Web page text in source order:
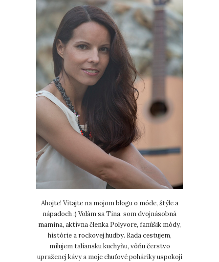
Ahojte! Vitajte na mojom blogu o móde, štýle a
nápadoch :) Volám sa Tina, som dvojnásobná
mamina, aktívna členka Polyvore, fanúšik módy,
histórie a rockovej hudby. Rada cestujem,
milujem taliansku kuchyňu, vôňu čerstvo
upraženej kávy a moje chuťové poháriky uspokojí